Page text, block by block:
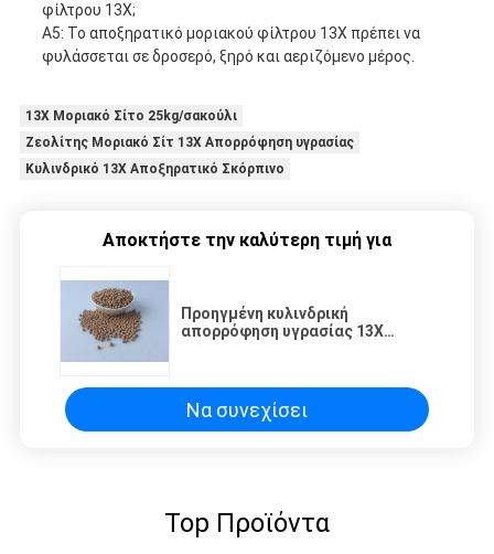
φίλτρου 13X;
Α5: Το αποξηρατικό μοριακού φίλτρου 13X πρέπει να
φυλάσσεται σε δροσερό, ξηρό και αεριζόμενο μέρος.
13X Μοριακό Σίτο 25kg/σακούλι
Ζεολίτης Μοριακό Σίτ 13X Απορρόφηση υγρασίας
Κυλινδρικό 13X Αποξηρατικό Σκόρπινο
Αποκτήστε την καλύτερη τιμή για
Προηγμένη κυλινδρική
απορρόφηση υγρασίας 13X
Να συνεχίσει
Top Προϊόντα